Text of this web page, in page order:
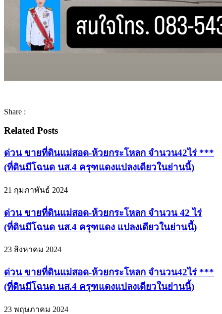
Share :
Related Posts
ด่วน ขายที่ดินแม่สอด-ห้วยกระโหลก จำนวน42ไร่ ***
(ที่ดินมีโฉนด นส.4 ครุฑแดงแปลงเดียวในย่านนี้)
21 กุมภาพันธ์ 2024
ด่วน ขายที่ดินแม่สอด-ห้วยกระโหลก จำนวน 42 ไร่
(ที่ดินมีโฉนด นส.4 ครุฑแดง แปลงเดียวในย่านนี้)
23 สิงหาคม 2024
ด่วน ขายที่ดินแม่สอด-ห้วยกระโหลก จำนวน42ไร่ ***
(ที่ดินมีโฉนด นส.4 ครุฑแดงแปลงเดียวในย่านนี้)
23 พฤษภาคม 2024